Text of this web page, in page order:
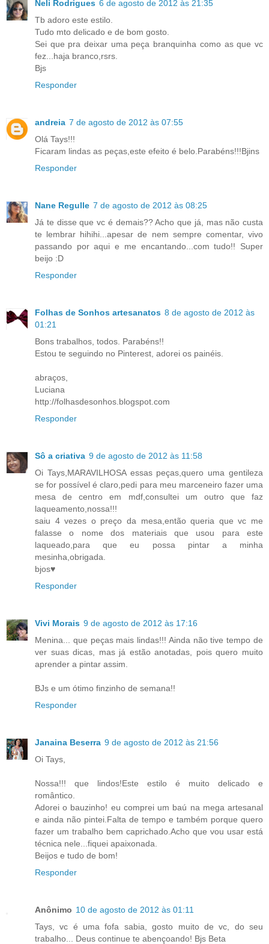
Neli Rodrigues 6 de agosto de 2012 às 21:35
Tb adoro este estilo.
Tudo mto delicado e de bom gosto.
Sei que pra deixar uma peça branquinha como as que vc
fez...haja branco,rsrs.
Bjs
Responder
andreia 7 de agosto de 2012 às 07:55
Olá Tays!!!
Ficaram lindas as peças,este efeito é belo.Parabéns!!!Bjins
Responder
Nane Regulle 7 de agosto de 2012 às 08:25
Já te disse que vc é demais?? Acho que já, mas não custa
te lembrar hihihi...apesar de nem sempre comentar, vivo
passando por aqui e me encantando...com tudo!! Super
beijo :D
Responder
Folhas de Sonhos artesanatos 8 de agosto de 2012 às
01:21
Bons trabalhos, todos. Parabéns!!
Estou te seguindo no Pinterest, adorei os painéis.
abraços,
Luciana
http://folhasdesonhos.blogspot.com
Responder
Sô a criativa 9 de agosto de 2012 às 11:58
Oi Tays,MARAVILHOSA essas peças,quero uma gentileza
se for possível é claro,pedi para meu marceneiro fazer uma
mesa de centro em mdf,consultei um outro que faz
laqueamento,nossa!!!
saiu 4 vezes o preço da mesa,então queria que vc me
falasse o nome dos materiais que usou para este
laqueado,para que eu possa pintar a minha
mesinha,obrigada.
bjos♥
Responder
Vivi Morais 9 de agosto de 2012 às 17:16
Menina... que peças mais lindas!!! Ainda não tive tempo de
ver suas dicas, mas já estão anotadas, pois quero muito
aprender a pintar assim.
BJs e um ótimo finzinho de semana!!
Responder
Janaina Beserra 9 de agosto de 2012 às 21:56
Oi Tays,
Nossa!!! que lindos!Este estilo é muito delicado e
romântico.
Adorei o bauzinho! eu comprei um baú na mega artesanal
e ainda não pintei.Falta de tempo e também porque quero
fazer um trabalho bem caprichado.Acho que vou usar está
técnica nele...fiquei apaixonada.
Beijos e tudo de bom!
Responder
Anônimo 10 de agosto de 2012 às 01:11
Tays, vc é uma fofa sabia, gosto muito de vc, do seu
trabalho... Deus continue te abençoando! Bjs Beta